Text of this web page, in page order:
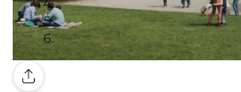
Galerie